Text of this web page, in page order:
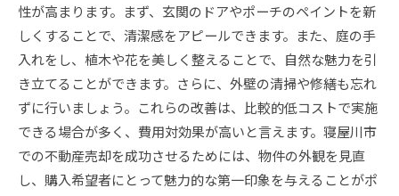
性が高まります。まず、玄関のドアやポーチのペイントを新
しくすることで、清潔感をアピールできます。また、庭の手
入れをし、植木や花を美しく整えることで、自然な魅力を引
き立てることができます。さらに、外壁の清掃や修繕も忘れ
ずに行いましょう。これらの改善は、比較的低コストで実施
できる場合が多く、費用対効果が高いと言えます。寝屋川市
での不動産売却を成功させるためには、物件の外観を見直
し、購入希望者にとって魅力的な第一印象を与えることがポ